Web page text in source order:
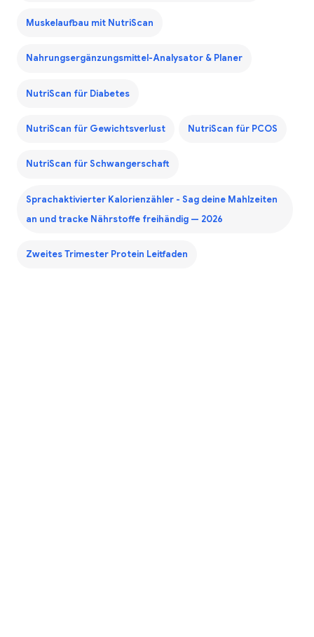
Muskelaufbau mit NutriScan
Nahrungsergänzungsmittel-Analysator & Planer
NutriScan für Diabetes
NutriScan für Gewichtsverlust NutriScan für PCOS
NutriScan für Schwangerschaft
Sprachaktivierter Kalorienzähler - Sag deine Mahlzeiten
an und tracke Nährstoffe freihändig — 2026
Zweites Trimester Protein Leitfaden